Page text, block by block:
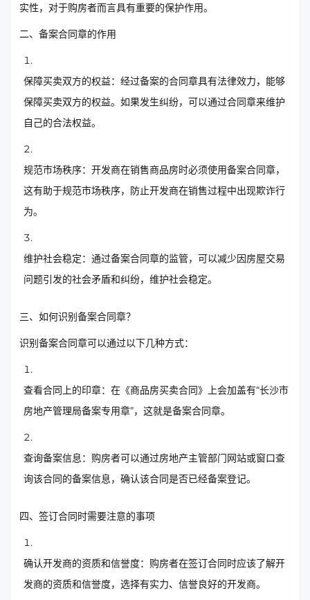
实性，对于购房者而言具有重要的保护作用。
二、备案合同章的作用
保障买卖双方的权益：经过备案的合同章具有法律效力，能够
保障买卖双方的权益。如果发生纠纷，可以通过合同章来维护
自己的合法权益。
规范市场秩序：开发商在销售商品房时必须使用备案合同章，
这有助于规范市场秩序，防止开发商在销售过程中出现欺诈行
为。
维护社会稳定：通过备案合同章的监管，可以减少因房屋交易
问题引发的社会矛盾和纠纷，维护社会稳定。
三、如何识别备案合同章？
识别备案合同章可以通过以下几种方式：
查看合同上的印章：在《商品房买卖合同》上会加盖有“长沙市
房地产管理局备案专用章”，这就是备案合同章。
查询备案信息：购房者可以通过房地产主管部门网站或窗口查
询该合同的备案信息，确认该合同是否已经备案登记。
四、签订合同时需要注意的事项
确认开发商的资质和信誉度：购房者在签订合同时应该了解开
发商的资质和信誉度，选择有实力、信誉良好的开发商。